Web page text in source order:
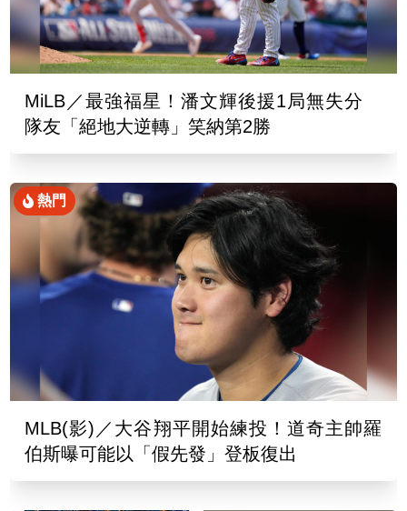
MiLB／最強福星！潘文輝後援1局無失分
隊友「絕地大逆轉」笑納第2勝
熱門
MLB(影)／大谷翔平開始練投！道奇主帥羅
伯斯曝可能以「假先發」登板復出